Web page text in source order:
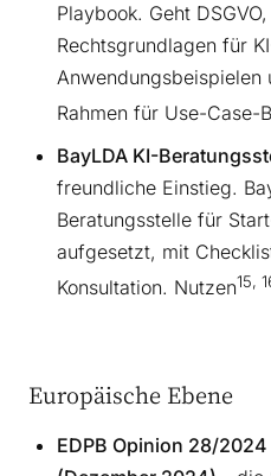
Playbook. Geht
Rechtsgrundlagen für
Anwendungsbeispielen
Rahmen für Use-Case-
BayLDA KI-
freundliche Einstieg.
Beratungsstelle für
aufgesetzt, mit
Konsultation. Nutzen15,
Europäische Ebene
EDPB Opinion 28/